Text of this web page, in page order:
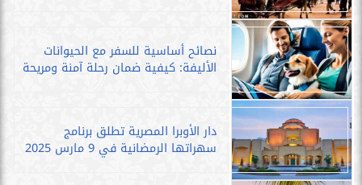
نصائح أساسية للسفر مع الحيوانات
الأليفة: كيفية ضمان رحلة آمنة ومريحة
دار الأوبرا المصرية تطلق برنامج
سهراتها الرمضانية في 9 مارس 2025